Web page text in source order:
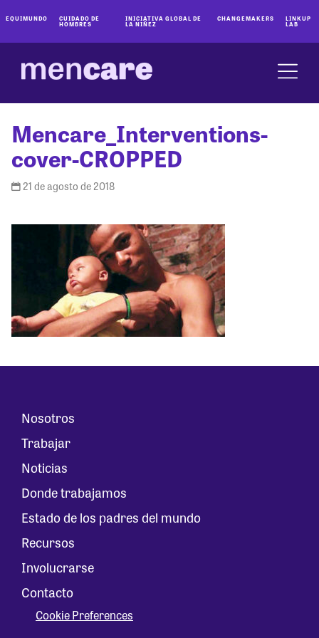
EQUIMUNDO CUIDADO DE
HOMBRES
INICIATIVA GLOBAL DE
LA NIÑEZ
CHANGEMAKERS LINKUP
LAB
Mencare_Interventions-
cover-CROPPED
21 de agosto de 2018
Nosotros
Trabajar
Noticias
Donde trabajamos
Estado de los padres del mundo
Recursos
Involucrarse
Contacto
Cookie Preferences